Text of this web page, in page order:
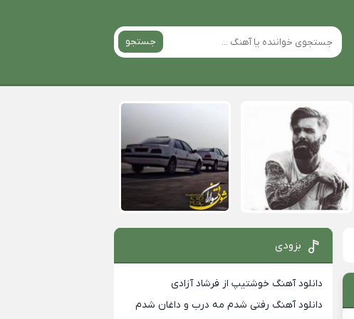
جستجو
بزودی
دانلود آهنگ خوشتیپ از فرشاد آزادی
دانلود آهنگ رفتی شدم مه درب و داغان شدم